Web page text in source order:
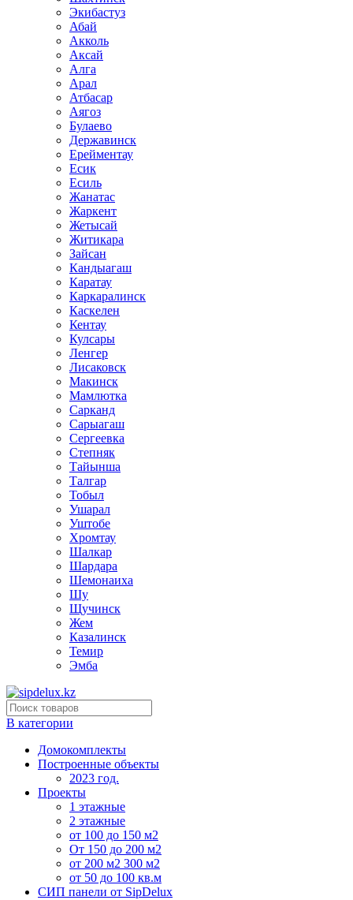
Экибастуз
Абай
Акколь
Аксай
Алга
Арал
Атбасар
Аягоз
Булаево
Державинск
Ерейментау
Есик
Есиль
Жанатас
Жаркент
Жетысай
Житикара
Зайсан
Кандыагаш
Каратау
Каркаралинск
Каскелен
Кентау
Кулсары
Ленгер
Лисаковск
Макинск
Мамлютка
Сарканд
Сарыагаш
Сергеевка
Степняк
Тайынша
Талгар
Тобыл
Ушарал
Уштобе
Хромтау
Шалкар
Шардара
Шемонаиха
Шу
Щучинск
Жем
Казалинск
Темир
Эмба
В категории
Домокомплекты
Построенные объекты
2023 год.
Проекты
1 этажные
2 этажные
от 100 до 150 м2
От 150 до 200 м2
от 200 м2 300 м2
от 50 до 100 кв.м
СИП панели от SipDelux